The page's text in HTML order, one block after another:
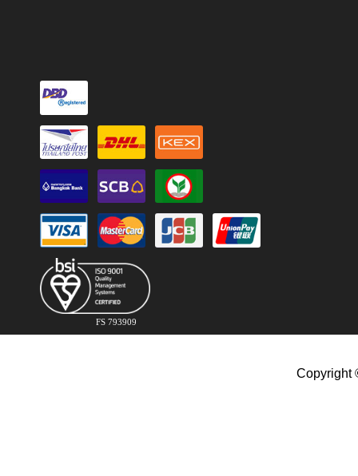
FS 793909
Copyright